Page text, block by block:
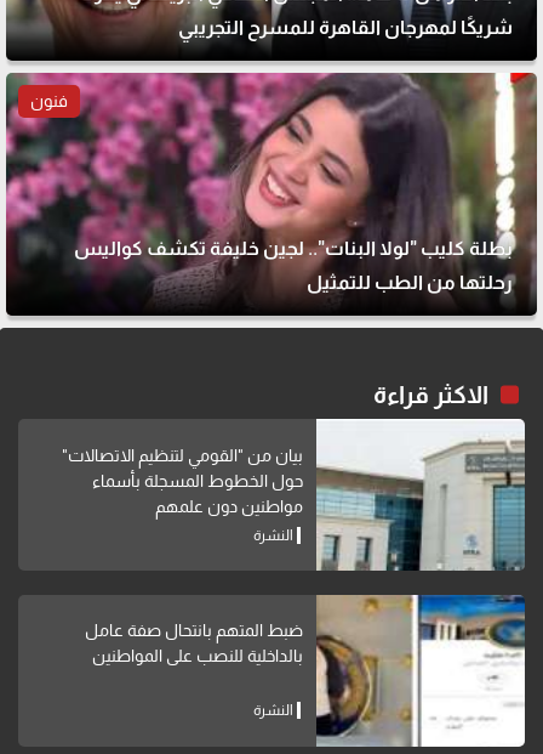
شريكًا لمهرجان القاهرة للمسرح التجريبي
فنون
بطلة كليب "لولا البنات".. لجين خليفة تكشف كواليس
رحلتها من الطب للتمثيل
الاكثر قراءة
بيان من "القومي لتنظيم الاتصالات"
حول الخطوط المسجلة بأسماء
مواطنين دون علمهم
النشرة
ضبط المتهم بانتحال صفة عامل
بالداخلية للنصب على المواطنين
النشرة